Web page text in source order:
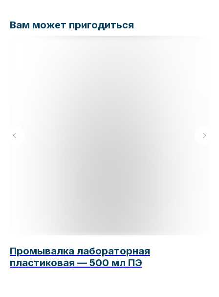
Вам может пригодиться
Промывалка лабораторная
пластиковая — 500 мл ПЭ